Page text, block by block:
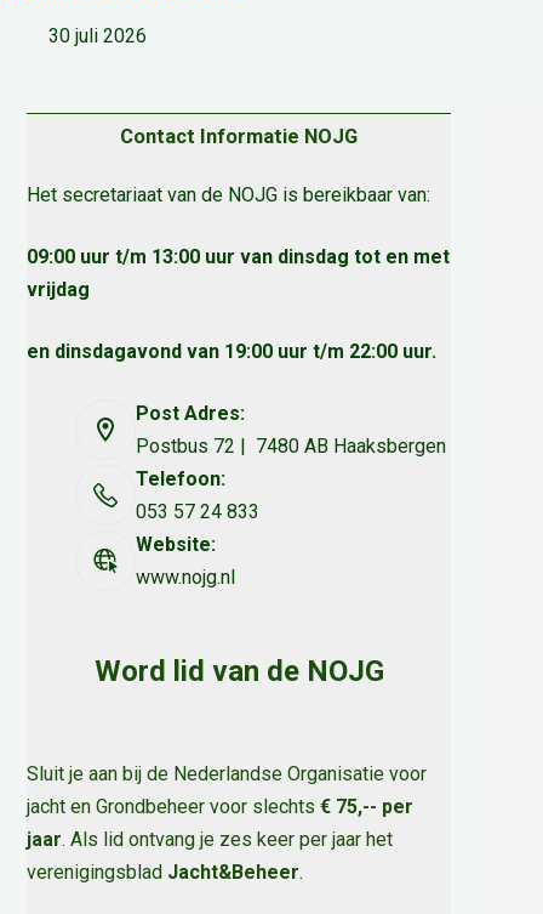
30 juli 2026
Contact Informatie NOJG
Het secretariaat van de NOJG is bereikbaar van:
09:00 uur t/m 13:00 uur van dinsdag tot en met
vrijdag
en dinsdagavond van 19:00 uur t/m 22:00 uur.
Post Adres:
Postbus 72 | 7480 AB Haaksbergen
Telefoon:
053 57 24 833
Website:
www.nojg.nl
Word lid van de NOJG
Sluit je aan bij de Nederlandse Organisatie voor
jacht en Grondbeheer voor slechts€ 75,-- per
jaar. Als lid ontvang je zes keer per jaar het
verenigingsblad Jacht&Beheer.